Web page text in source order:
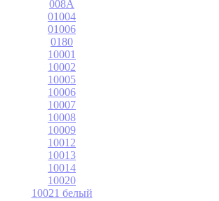
008A
01004
01006
0180
10001
10002
10005
10006
10007
10008
10009
10012
10013
10014
10020
10021 белый